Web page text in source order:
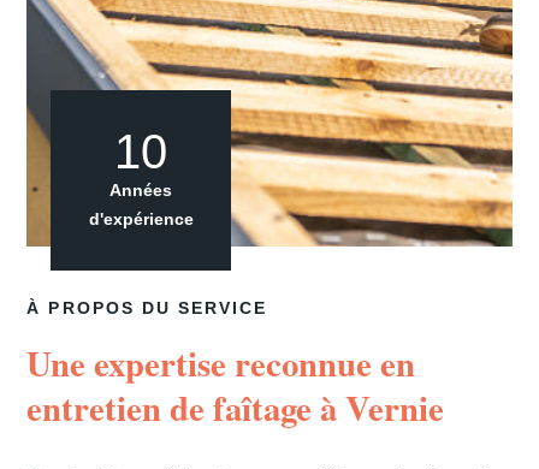
À PROPOS DU SERVICE
Une expertise reconnue en
entretien de faîtage à Vernie
10
Années
d'expérience